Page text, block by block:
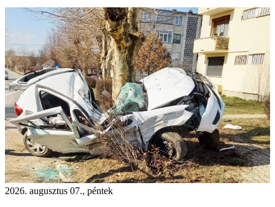
2026. augusztus 07., péntek